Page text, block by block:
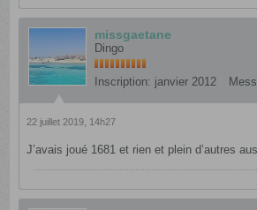
missgaetane
Dingo
Inscription: janvier 2012
22 juillet 2019, 14h27
J’avais joué 1681 et rien et plein d’autres